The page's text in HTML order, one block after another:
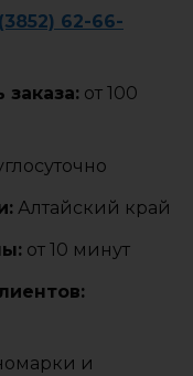
62-66-
от 100
Алтайский край
от 10 минут
и